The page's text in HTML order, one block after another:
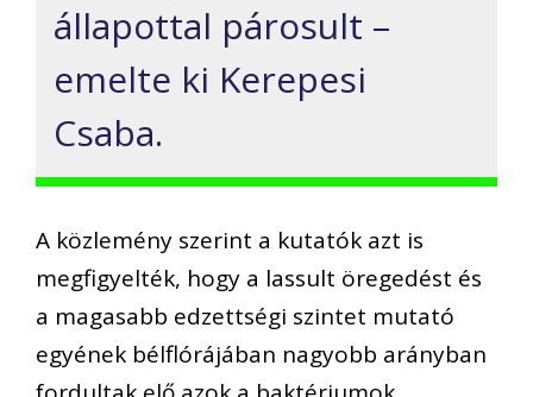
állapottal párosult –
emelte ki Kerepesi
Csaba.
A közlemény szerint a kutatók azt is
megfigyelték, hogy a lassult öregedést és
a magasabb edzettségi szintet mutató
egyének bélflórájában nagyobb arányban